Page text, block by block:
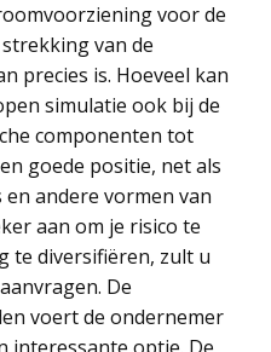
voor de
van de
precies is. Hoeveel kan
simulatie ook bij de
componenten tot
goede positie, net als
andere vormen van
aan om je risico te
te diversifiëren, zult u
De
voert de ondernemer